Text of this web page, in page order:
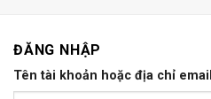
ĐĂNG NHẬP
Tên tài khoản hoặc địa chỉ email